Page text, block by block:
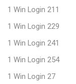
1 Win Login 211
1 Win Login 229
1 Win Login 241
1 Win Login 254
1 Win Login 27